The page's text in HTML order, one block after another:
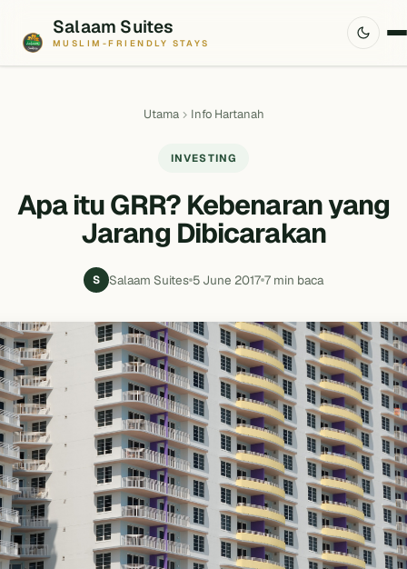
Salaam Suites
MUSLIM-FRIENDLY STAYS
Utama Info Hartanah
INVESTING
Apa itu GRR? Kebenaran yang
Jarang Dibicarakan
S Salaam Suites 5 June 2017 7 min baca